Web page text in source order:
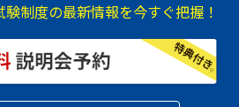
験制度の最新情報を今すぐ把握！